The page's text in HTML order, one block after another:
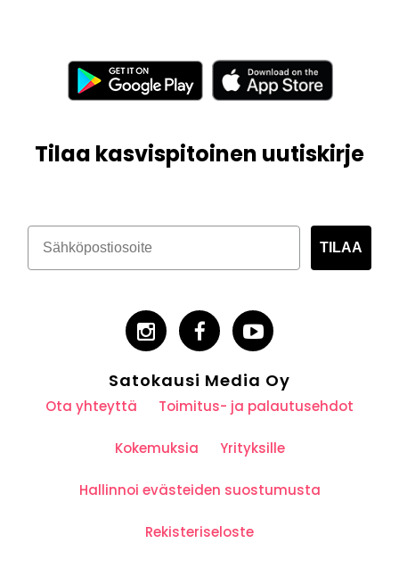
Tilaa kasvispitoinen uutiskirje
TILAA
Satokausi Media Oy
Ota yhteyttä Toimitus- ja palautusehdot
Kokemuksia Yrityksille
Hallinnoi evästeiden suostumusta
Rekisteriseloste